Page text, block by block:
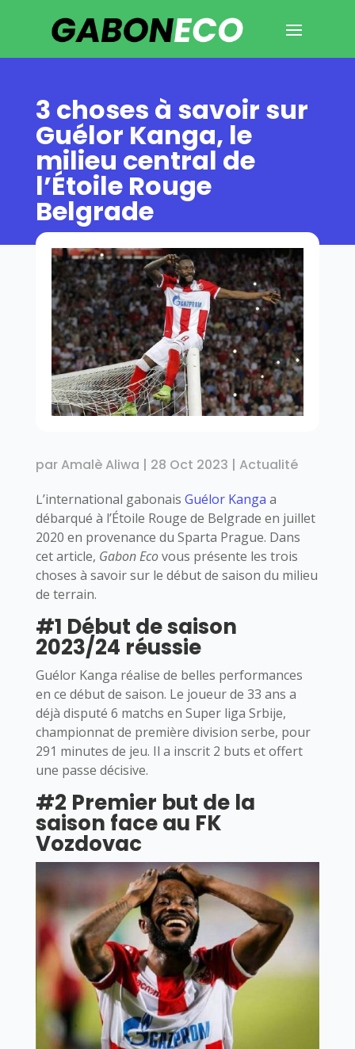
3 choses à savoir sur
Guélor Kanga, le
milieu central de
l’Étoile Rouge
Belgrade
parAmalè Aliwa | 28 Oct 2023 | Actualité
L’international gabonais Guélor Kanga a
débarqué à l’Étoile Rouge de Belgrade en juillet
2020 en provenance du Sparta Prague. Dans
cet article, Gabon Ecovous présente les trois
choses à savoir sur le début de saison du milieu
de terrain.
#1 Début de saison
2023/24 réussie
Guélor Kanga réalise de belles performances
en ce début de saison. Le joueur de 33 ans a
déjà disputé 6 matchs en Super liga Srbije,
championnat de première division serbe, pour
291 minutes de jeu. Il a inscrit 2 buts et offert
une passe décisive.
#2 Premier but de la
saison face au FK
Vozdovac